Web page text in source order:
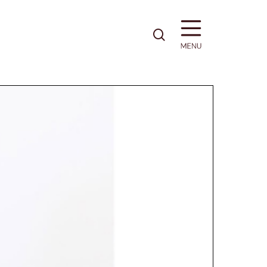
pesquisa